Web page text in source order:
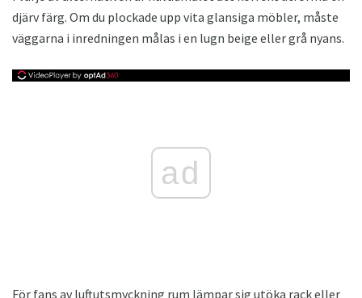
djärv färg. Om du plockade upp vita glansiga möbler, måste
väggarna i inredningen målas i en lugn beige eller grå nyans.
ad
För fans av luftutsmyckning rum lämpar sig utöka rack eller